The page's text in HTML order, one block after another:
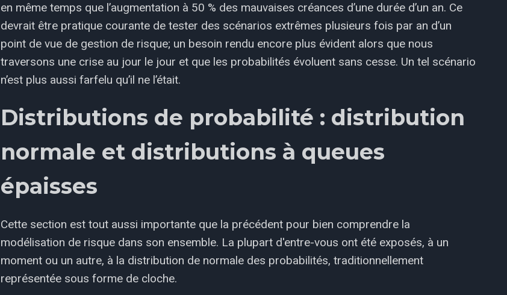
en même temps que l’augmentation à 50 % des mauvaises créances d’une durée d’un an. Ce
devrait être pratique courante de tester des scénarios extrêmes plusieurs fois par an d’un
point de vue de gestion de risque; un besoin rendu encore plus évident alors que nous
traversons une crise au jour le jour et que les probabilités évoluent sans cesse. Un tel scénario
n’est plus aussi farfelu qu’il ne l’était.
Distributions de probabilité : distribution
normale et distributions à queues
épaisses
Cette section est tout aussi importante que la précédent pour bien comprendre la
modélisation de risque dans son ensemble. La plupart d'entre-vous ont été exposés, à un
moment ou un autre, à la distribution de normale des probabilités, traditionnellement
représentée sous forme de cloche.